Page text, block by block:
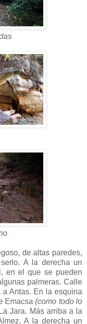
de altas paredes,
A la derecha un
en el que se pueden
palmeras. Calle
Antas. En la esquina
Emacsa(como todo lo
Jara. Más arriba a la
A la derecha un